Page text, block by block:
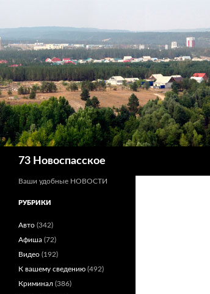
73 Новоспасское
Ваши удобные НОВОСТИ
РУБРИКИ
Авто (342)
Афиша (72)
Видео (192)
К вашему сведению (492)
Криминал (386)